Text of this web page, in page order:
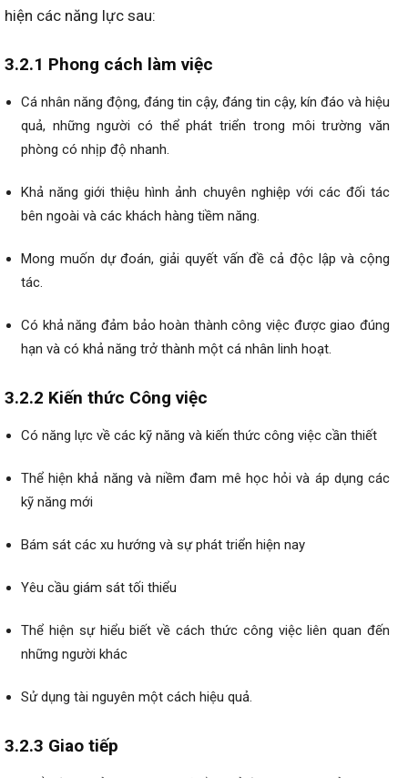
hiện các năng lực sau:
3.2.1 Phong cách làm việc
Cá nhân năng động, đáng tin cậy, đáng tin cậy, kín đáo và hiệu
quả, những người có thể phát triển trong môi trường văn
phòng có nhịp độ nhanh.
Khả năng giới thiệu hình ảnh chuyên nghiệp với các đối tác
bên ngoài và các khách hàng tiềm năng.
Mong muốn dự đoán, giải quyết vấn đề cả độc lập và cộng
tác.
Có khả năng đảm bảo hoàn thành công việc được giao đúng
hạn và có khả năng trở thành một cá nhân linh hoạt.
3.2.2 Kiến thức Công việc
Có năng lực về các kỹ năng và kiến ​​thức công việc cần thiết
Thể hiện khả năng và niềm đam mê học hỏi và áp dụng các
kỹ năng mới
Bám sát các xu hướng và sự phát triển hiện nay
Yêu cầu giám sát tối thiểu
Thể hiện sự hiểu biết về cách thức công việc liên quan đến
những người khác
Sử dụng tài nguyên một cách hiệu quả.
3.2.3 Giao tiếp